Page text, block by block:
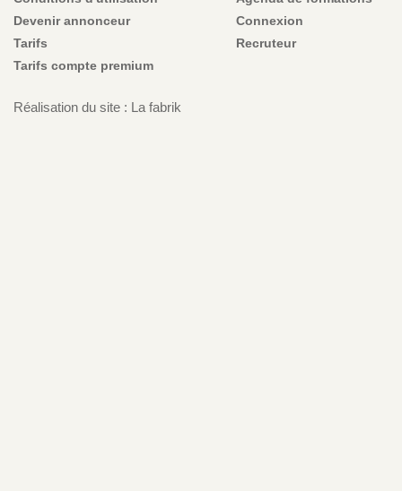
Devenir annonceur
Tarifs
Tarifs compte premium
Connexion
Recruteur
Réalisation du site : La fabrik